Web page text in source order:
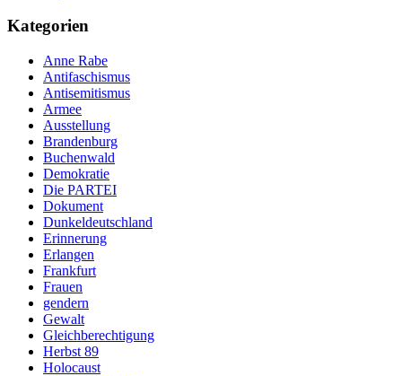
Kategorien
Anne Rabe
Antifaschismus
Antisemitismus
Armee
Ausstellung
Brandenburg
Buchenwald
Demokratie
Die PARTEI
Dokument
Dunkeldeutschland
Erinnerung
Erlangen
Frankfurt
Frauen
gendern
Gewalt
Gleichberechtigung
Herbst 89
Holocaust